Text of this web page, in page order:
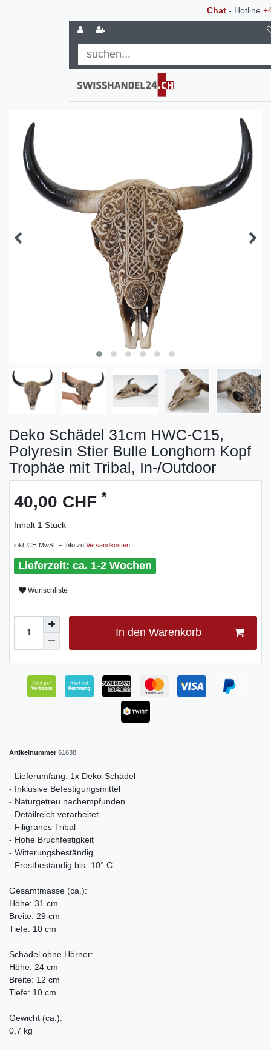
Chat- Hotline
Deko Schädel 31cm HWC-C15,
Polyresin Stier Bulle Longhorn Kopf
Trophäe mit Tribal, In-/Outdoor
40,00 CHF *
Inhalt 1 Stück
inkl. CH MwSt. – Info zu Versandkosten
ca. 1-2 Wochen
Wunschliste
In den Warenkorb
Artikelnummer 61638
- Lieferumfang: 1x Deko-Schädel
- Inklusive Befestigungsmittel
- Naturgetreu nachempfunden
- Detailreich verarbeitet
- Filigranes Tribal
- Hohe Bruchfestigkeit
- Witterungsbeständig
- Frostbeständig bis -10° C
Gesamtmasse (ca.):
Höhe: 31 cm
Breite: 29 cm
Tiefe: 10 cm
Schädel ohne Hörner:
Höhe: 24 cm
Breite: 12 cm
Tiefe: 10 cm
Gewicht (ca.):
0,7 kg